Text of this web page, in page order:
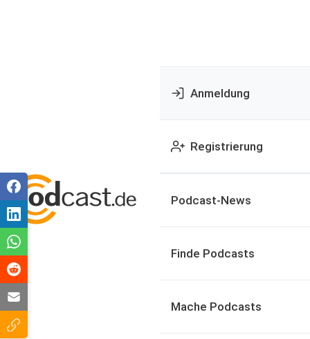
Anmeldung
Registrierung
Podcast-News
Finde Podcasts
Mache Podcasts